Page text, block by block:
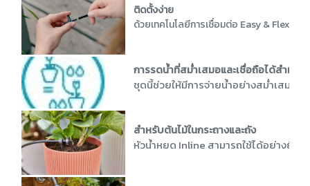
ติดตั้งง่าย
ด้วยเทคโนโลยีการเชื่อมต่อ Easy &
การรดน้ำที่สม่ำเสมอและเชื่อถือได้สำหรั
ชุดนี้ช่วยให้มีการจ่ายน้ำอย่างสม่ำเสมอ
สำหรับต้นไม้ในกระถางและถัง
หัวน้ำหยด Inline สามารถใช้ได้อย่างยืด